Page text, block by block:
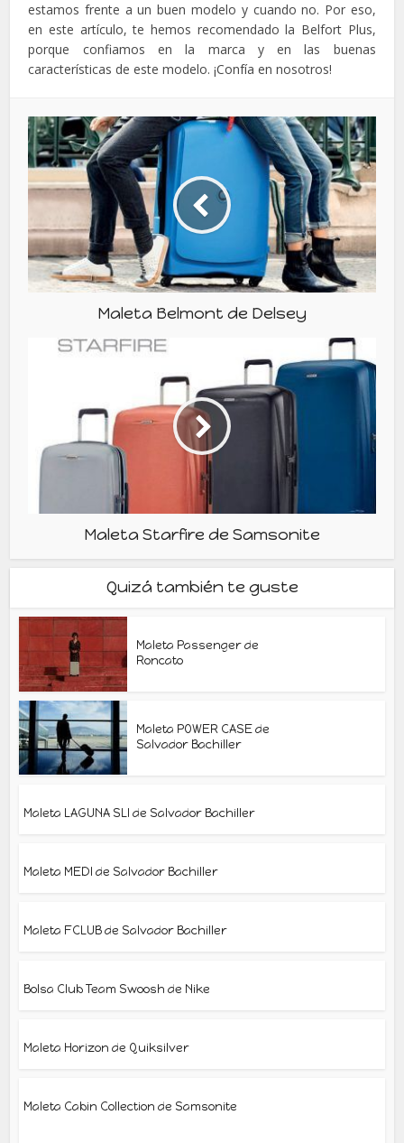
estamos frente a un buen modelo y cuando no. Por eso,
en este artículo, te hemos recomendado la Belfort Plus,
porque confiamos en la marca y en las buenas
características de este modelo. ¡Confía en nosotros!
Maleta Belmont de Delsey
Maleta Starfire de Samsonite
Quizá también te guste
Maleta Passenger de
Roncato
Maleta POWER CASE de
Salvador Bachiller
Maleta LAGUNA SLI de Salvador Bachiller
Maleta MEDI de Salvador Bachiller
Maleta FCLUB de Salvador Bachiller
Bolsa Club Team Swoosh de Nike
Maleta Horizon de Quiksilver
Maleta Cabin Collection de Samsonite